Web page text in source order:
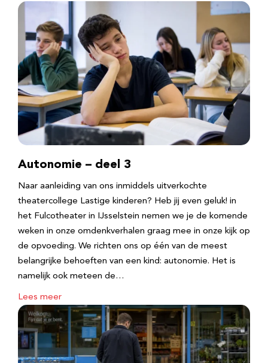
Autonomie – deel 3
Naar aanleiding van ons inmiddels uitverkochte
theatercollege Lastige kinderen? Heb jij even geluk! in
het Fulcotheater in IJsselstein nemen we je de komende
weken in onze omdenkverhalen graag mee in onze kijk op
de opvoeding. We richten ons op één van de meest
belangrijke behoeften van een kind: autonomie. Het is
namelijk ook meteen de…
Lees meer